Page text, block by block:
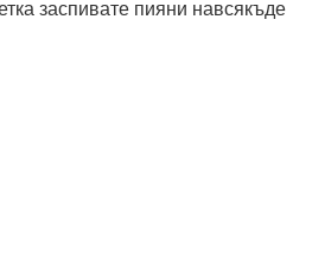
заспивате пияни навсякъде